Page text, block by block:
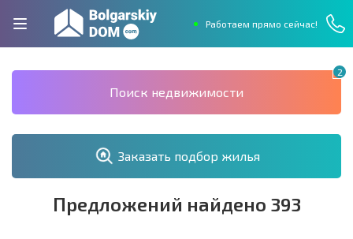
Работаем прямо сейчас!
2
Поиск недвижимости
Заказать подбор жилья
Предложений найдено 393